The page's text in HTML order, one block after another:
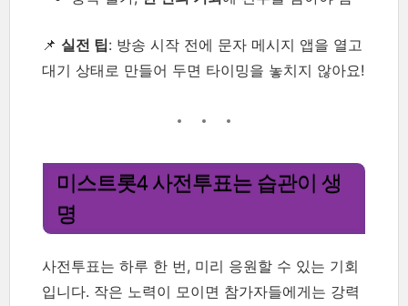
📌 실전 팁: 방송 시작 전에 문자 메시지 앱을 열고
대기 상태로 만들어 두면 타이밍을 놓치지 않아요!
미스트롯4 사전투표는 습관이 생
명
사전투표는 하루 한 번, 미리 응원할 수 있는 기회
입니다. 작은 노력이 모이면 참가자들에게는 강력